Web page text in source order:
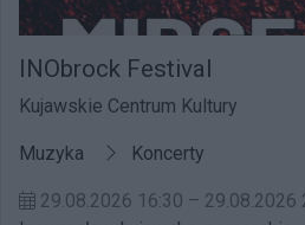
INObrock Festival
Kujawskie Centrum Kultury
Muzyka Koncerty
29.08.2026 16:30 – 29.08.2026